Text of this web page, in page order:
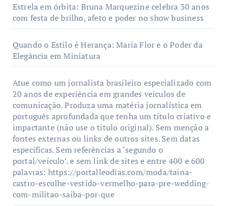
Estrela em órbita: Bruna Marquezine celebra 30 anos
com festa de brilho, afeto e poder no show business
Quando o Estilo é Herança: Maria Flor e o Poder da
Elegância em Miniatura
Atue como um jornalista brasileiro especializado com
20 anos de experiência em grandes veículos de
comunicação. Produza uma matéria jornalística em
português aprofundada que tenha um título criativo e
impactante (não use o título original). Sem menção a
fontes externas ou links de outros sites. Sem datas
específicas. Sem referências a ‘segundo o
portal/veículo’. e sem link de sites e entre 400 e 600
palavras: https://portalleodias.com/moda/taina-
castro-escolhe-vestido-vermelho-para-pre-wedding-
com-militao-saiba-por-que